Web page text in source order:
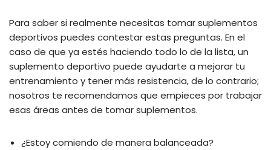
Para saber si realmente necesitas tomar suplementos
deportivos puedes contestar estas preguntas. En el
caso de que ya estés haciendo todo lo de la lista, un
suplemento deportivo puede ayudarte a mejorar tu
entrenamiento y tener más resistencia, de lo contrario;
nosotros te recomendamos que empieces por trabajar
esas áreas antes de tomar suplementos.
¿Estoy comiendo de manera balanceada?